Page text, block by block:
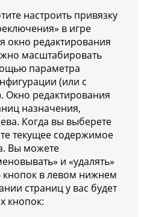
настроить привязку
в игре
окно редактирования
масштабировать
параметра
(или с
Окно редактирования
назначения,
Когда вы выберете
текущее содержимое
Вы можете
и «удалять»
в левом нижнем
страниц у вас будет
кнопок: